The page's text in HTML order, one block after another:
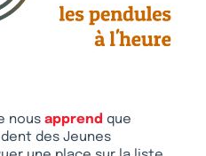
nous apprend que
des Jeunes